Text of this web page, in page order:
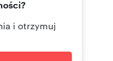
i otrzymuj